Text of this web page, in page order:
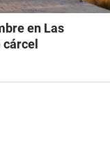
en Las
cárcel